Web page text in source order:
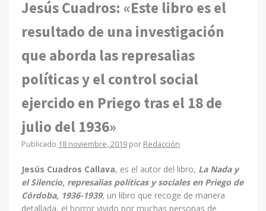
Jesús Cuadros: «Este libro es el
resultado de una investigación
que aborda las represalias
políticas y el control social
ejercido en Priego tras el 18 de
julio del 1936»
Publicado 18 noviembre, 2019por Redacción
Jesús Cuadros Callava, es el autor del libro, La Nada y
el Silencio, represalias políticas y sociales en Priego de
Córdoba, 1936-1939, un libro que recoge de manera
detallada, el horror vivido por muchas personas de